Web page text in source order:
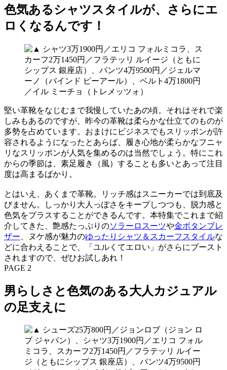
色気あるシャツスタイルが、さらにエ
ロくなるんです！
堅い革靴をなじむまで我慢していたあの頃。それはそれで楽
しみもあるのですが、昨今の革靴は柔らかな仕立てのものが
多勢を占めています。おまけにビジネスでもスリッポンが許
容されるようになったとあらば、履き心地が柔らかなフニャ
リなスリッポンが人気を集めるのは当然でしょう。特にこれ
からの季節は、素足履き（風）することも多いとあって注目
度は高まるばかり。
とはいえ、あくまで革靴。リッチ感はスニーカーでは到底及
びません。しっかり大人っぽさをキープしつつも、脱力感と
色気をプラスすることができるんです。本特集でこれまで紹
介してきた、艶感たっぷりのソラーロスーツや金ボタンブレ
ザー 、ヌケ感が魅力のゆったりシャツ＆スカーフスタイルな
どに合わえることで、「ユルくてエロい」がさらにブースト
されますので、ぜひお試しあれ！
PAGE 2
男らしさと色気のある大人カジュアル
の足支えに